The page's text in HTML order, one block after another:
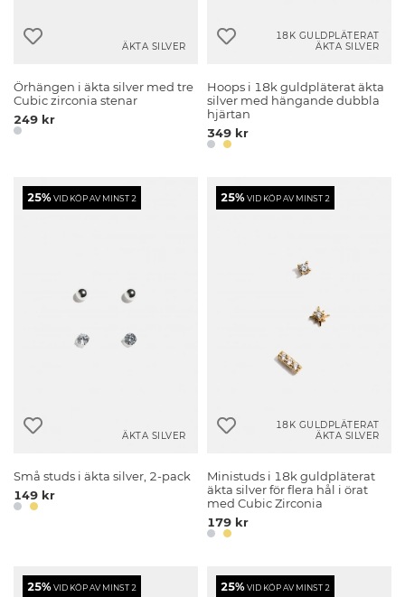
ÄKTA SILVER
Örhängen i äkta silver med tre
Cubic zirconia stenar
249 kr
18K GULDPLÄTERAT
ÄKTA SILVER
Hoops i 18k guldpläterat äkta
silver med hängande dubbla
hjärtan
349 kr
25%VID KÖP AV MINST 2
ÄKTA SILVER
Små studs i äkta silver, 2-pack
149 kr
25%VID KÖP AV MINST 2
18K GULDPLÄTERAT
ÄKTA SILVER
Ministuds i 18k guldpläterat
äkta silver för flera hål i örat
med Cubic Zirconia
179 kr
25%VID KÖP AV MINST 2 25%VID KÖP AV MINST 2